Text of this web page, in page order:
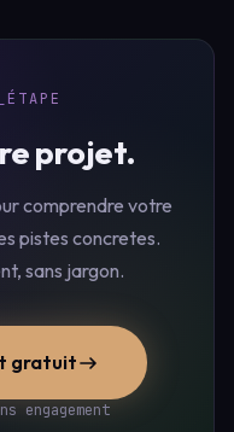
projet.
comprendre votre
pistes concretes.
sans jargon.
gratuit
engagement